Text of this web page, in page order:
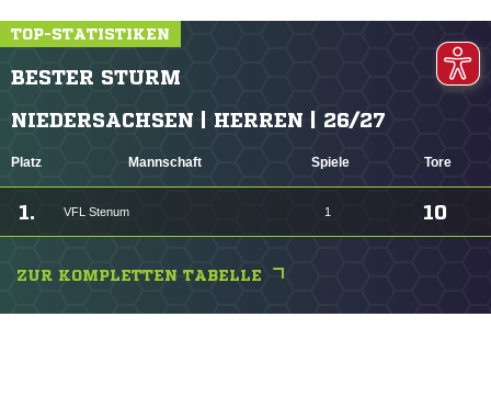
TOP-STATISTIKEN
BESTER STURM
NIEDERSACHSEN | HERREN | 26/27
Platz Mannschaft Spiele Tore
1. VFL Stenum 1 10
ZUR KOMPLETTEN TABELLE